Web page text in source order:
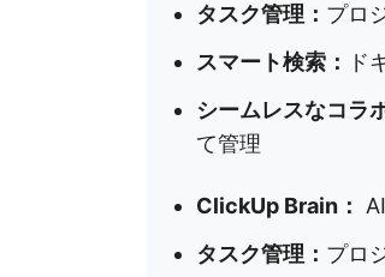
タスク管理： プロ
スマート検索：
ド
シームレスなコラ
て管理
ClickUp Brain：
タスク管理： プロ